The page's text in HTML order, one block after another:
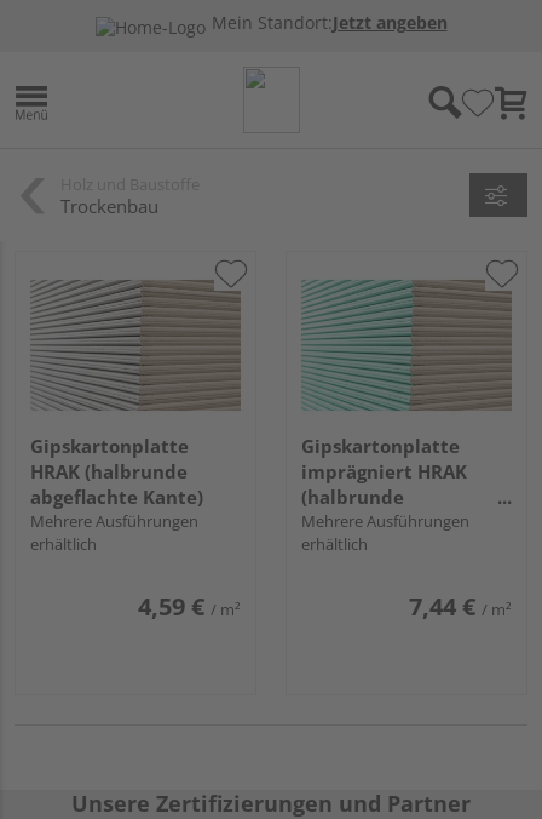
Mein Standort:Jetzt angeben
Trockenbau
Gipskartonplatte
HRAK (halbrunde
abgeflachte Kante)
Mehrere Ausführungen
erhältlich
4,59 € / m²
Gipskartonplatte
imprägniert HRAK
(halbrunde
abgeflachte Kante)
Mehrere Ausführungen
erhältlich
7,44 € / m²
Unsere Zertifizierungen und Partner